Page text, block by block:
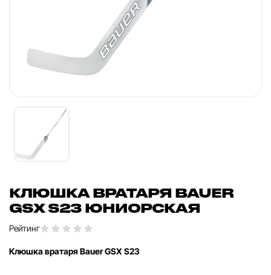
КЛЮШКА ВРАТАРЯ BAUER
GSX S23 ЮНИОРСКАЯ
Рейтинг
Клюшка вратаря Bauer GSX S23